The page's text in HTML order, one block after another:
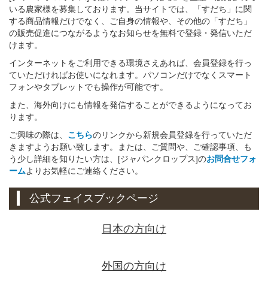
いる農家様を募集しております。当サイトでは、「すだち」に関
する商品情報だけでなく、ご自身の情報や、その他の「すだち」
の販売促進につながるようなお知らせを無料で登録・発信いただ
けます。
インターネットをご利用できる環境さえあれば、会員登録を行っ
ていただければお使いになれます。パソコンだけでなくスマート
フォンやタブレットでも操作が可能です。
また、海外向けにも情報を発信することができるようになってお
ります。
ご興味の際は、 こちらのリンクから新規会員登録を行っていただ
きますようお願い致します。または、ご質問や、ご確認事項、も
う少し詳細を知りたい方は、[ジャパンクロップス]のお問合せフォ
ームよりお気軽にご連絡ください。
公式フェイスブックページ
日本の方向け
外国の方向け